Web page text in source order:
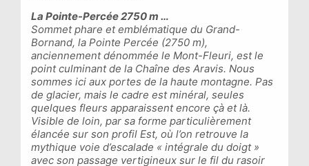
La Pointe-Percée 2750 m …
Sommet phare et emblématique du Grand-
Bornand, la Pointe Percée (2750 m),
anciennement dénommée le Mont-Fleuri, est le
point culminant de la Chaîne des Aravis. Nous
sommes ici aux portes de la haute montagne. Pas
de glacier, mais le cadre est minéral, seules
quelques fleurs apparaissent encore çà et là.
Visible de loin, par sa forme particulièrement
élancée sur son profil Est, où l’on retrouve la
mythique voie d’escalade « intégrale du doigt »
avec son passage vertigineux sur le fil du rasoir